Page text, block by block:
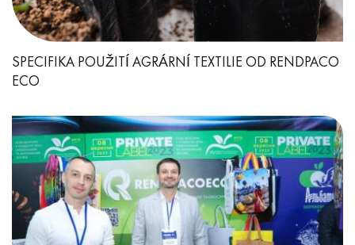
SPECIFIKA POUŽITÍ AGRÁRNÍ TEXTILIE OD RENDPACO
ECO